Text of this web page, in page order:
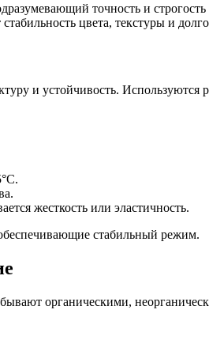
точность и
цвета, текстуры и
и устойчивость. Используются
жесткость или эластичность.
стабильный режим.
органическими,